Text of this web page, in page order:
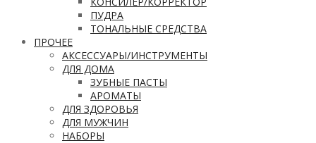
ПУДРА
ТОНАЛЬНЫЕ СРЕДСТВА
ПРОЧЕЕ
АКСЕССУАРЫ/ИНСТРУМЕНТЫ
ДЛЯ ДОМА
ЗУБНЫЕ ПАСТЫ
АРОМАТЫ
ДЛЯ ЗДОРОВЬЯ
ДЛЯ МУЖЧИН
НАБОРЫ